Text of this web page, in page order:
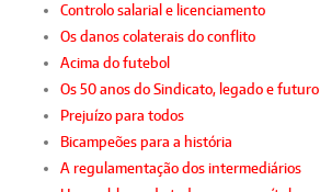
Controlo salarial e licenciamento
Os danos colaterais do conflito
Acima do futebol
Os 50 anos do Sindicato, legado e futuro
Prejuízo para todos
Bicampeões para a história
A regulamentação dos intermediários